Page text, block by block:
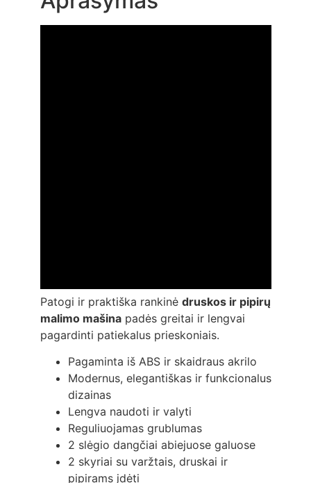
Patogi ir praktiška rankinė druskos ir pipirų
malimo mašinapadės greitai ir lengvai
pagardinti patiekalus prieskoniais.
Pagaminta iš ABS ir skaidraus akrilo
Modernus, elegantiškas ir funkcionalus
dizainas
Lengva naudoti ir valyti
Reguliuojamas grublumas
2 slėgio dangčiai abiejuose galuose
2 skyriai su varžtais, druskai ir
pipirams įdėti